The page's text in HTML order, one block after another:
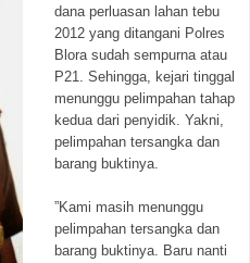
dana perluasan lahan tebu
2012 yang ditangani Polres
Blora sudah sempurna atau
P21. Sehingga, kejari tinggal
menunggu pelimpahan tahap
kedua dari penyidik. Yakni,
pelimpahan tersangka dan
barang buktinya.
”Kami masih menunggu
pelimpahan tersangka dan
barang buktinya. Baru nanti